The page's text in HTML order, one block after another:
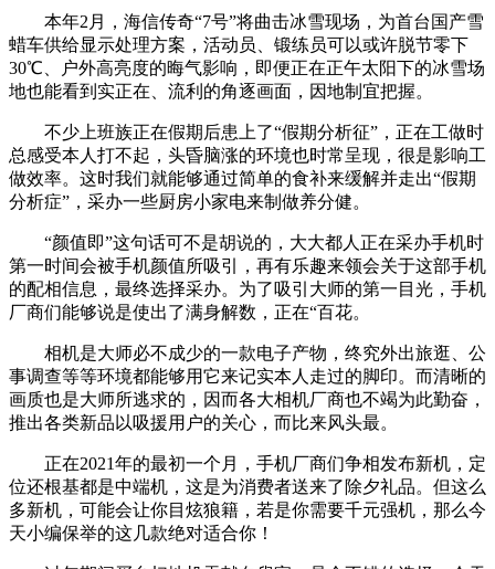
本年2月，海信传奇“7号”将曲击冰雪现场，为首台国产雪
蜡车供给显示处理方案，活动员、锻练员可以或许脱节零下
30℃、户外高亮度的晦气影响，即便正在正午太阳下的冰雪场
地也能看到实正在、流利的角逐画面，因地制宜把握。
不少上班族正在假期后患上了“假期分析征”，正在工做时
总感受本人打不起，头昏脑涨的环境也时常呈现，很是影响工
做效率。这时我们就能够通过简单的食补来缓解并走出“假期
分析症”，采办一些厨房小家电来制做养分健。
“颜值即”这句话可不是胡说的，大大都人正在采办手机时
第一时间会被手机颜值所吸引，再有乐趣来领会关于这部手机
的配相信息，最终选择采办。为了吸引大师的第一目光，手机
厂商们能够说是使出了满身解数，正在“百花。
相机是大师必不成少的一款电子产物，终究外出旅逛、公
事调查等等环境都能够用它来记实本人走过的脚印。而清晰的
画质也是大师所逃求的，因而各大相机厂商也不竭为此勤奋，
推出各类新品以吸援用户的关心，而比来风头最。
正在2021年的最初一个月，手机厂商们争相发布新机，定
位还根基都是中端机，这是为消费者送来了除夕礼品。但这么
多新机，可能会让你目炫狼籍，若是你需要千元强机，那么今
天小编保举的这几款绝对适合你！